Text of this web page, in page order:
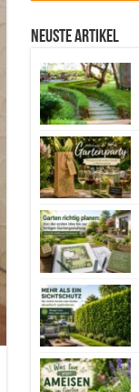
neuste Artikel